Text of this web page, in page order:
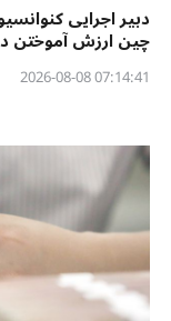
دبیر اجرایی
چین ارزش آموختن
07:14:41 2026-08-08